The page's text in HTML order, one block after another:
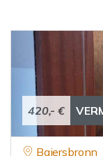
420,- €
Baiersbronn